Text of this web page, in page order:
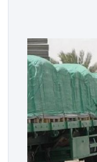
الحكومية. هذه الرسالة التأطيرية ارتكزت على 4 أولويات، كما
بل وتقييد